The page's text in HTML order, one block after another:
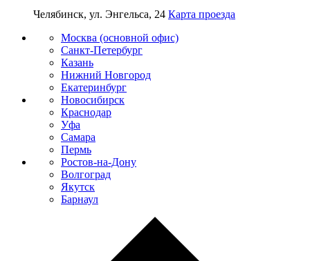
Челябинск, ул. Энгельса, 24 Карта проезда
Москва (основной офис)
Санкт-Петербург
Казань
Нижний Новгород
Екатеринбург
Новосибирск
Краснодар
Уфа
Самара
Пермь
Ростов-на-Дону
Волгоград
Якутск
Барнаул